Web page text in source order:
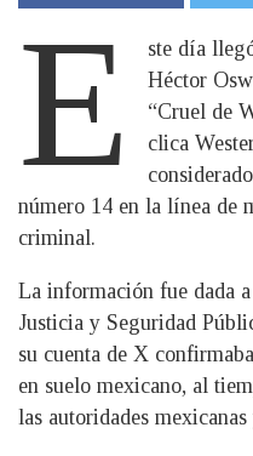
E
ste día
Héctor
“Cruel de
clica
número 14 en la línea de
criminal.
La información fue dada
Justicia y Seguridad
su cuenta de X
en suelo mexicano, al
las autoridades